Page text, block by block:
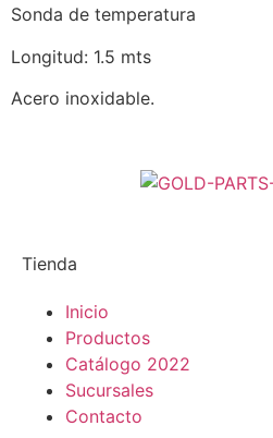
Sonda de temperatura
Longitud: 1.5 mts
Acero inoxidable.
Tienda
Inicio
Productos
Catálogo 2022
Sucursales
Contacto